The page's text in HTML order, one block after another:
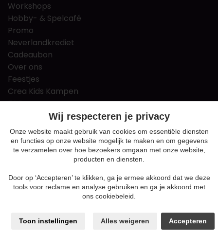
Workshops
Hobby- & Spelcafé
Promo
Neverlandkrediet
Cadeaubon
Over ons
Feestjes
Crea Kids Kampen
FAQ
Tips & tricks
Contact
Nieuws & Vacatures
Algemene voorwaarden
Privacy en cookie policy
Sitemap
Wij respecteren je privacy
Onze website maakt gebruik van cookies om essentiële diensten
en functies op onze website mogelijk te maken en om gegevens
te verzamelen over hoe bezoekers omgaan met onze website,
producten en diensten.
Door op ‘Accepteren’ te klikken, ga je ermee akkoord dat we deze
tools voor reclame en analyse gebruiken en ga je akkoord met
ons cookiebeleid.
Toon instellingen Alles weigeren Accepteren